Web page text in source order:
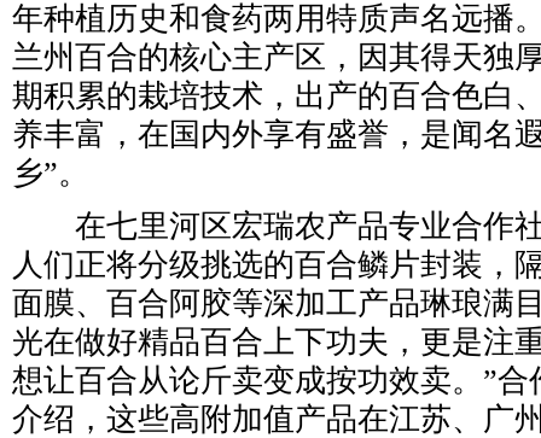
年种植历史和食药两用特质声名远播
兰州百合的核心主产区，因其得天独
期积累的栽培技术，出产的百合色白
养丰富，在国内外享有盛誉，是闻名
乡”。
在七里河区宏瑞农产品专业合作
人们正将分级挑选的百合鳞片封装，
面膜、百合阿胶等深加工产品琳琅满
光在做好精品百合上下功夫，更是注
想让百合从论斤卖变成按功效卖。”
介绍，这些高附加值产品在江苏、广